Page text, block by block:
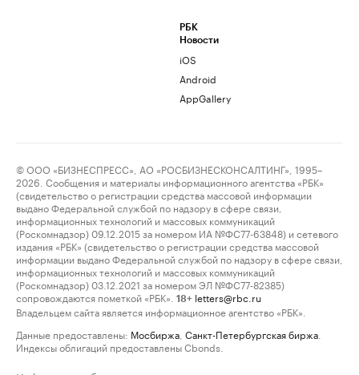
РБК
Новости
iOS
Android
AppGallery
© ООО «БИЗНЕСПРЕСС», АО «РОСБИЗНЕСКОНСАЛТИНГ», 1995–
2026. Сообщения и материалы информационного агентства «РБК»
(свидетельство о регистрации средства массовой информации
выдано Федеральной службой по надзору в сфере связи,
информационных технологий и массовых коммуникаций
(Роскомнадзор) 09.12.2015 за номером ИА №ФС77-63848) и сетевого
издания «РБК» (свидетельство о регистрации средства массовой
информации выдано Федеральной службой по надзору в сфере связи,
информационных технологий и массовых коммуникаций
(Роскомнадзор) 03.12.2021 за номером ЭЛ №ФС77-82385)
сопровождаются пометкой «РБК».
18+ letters@rbc.ru
Владельцем сайта является информационное агентство «РБК».
Данные предоставлены: Мосбиржа Санкт-Петербургская биржа
Индексы облигаций предоставлены Cbonds.